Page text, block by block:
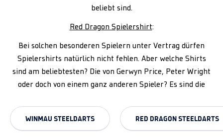
beliebt sind.
Red Dragon Spielershirt:
Bei solchen besonderen Spielern unter Vertrag dürfen
Spielershirts natürlich nicht fehlen. Aber welche Shirts
sind am beliebtesten? Die von Gerwyn Price, Peter Wright
oder doch von einem ganz anderen Spieler? Es sind die
WINMAU STEELDARTS RED DRAGON STEELDARTS